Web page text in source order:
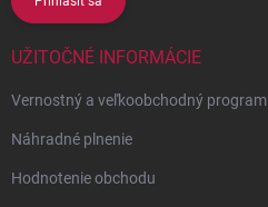
UŽITOČNÉ INFORMÁCIE
Vernostný a veľkoobchodný program
Náhradné plnenie
Hodnotenie obchodu